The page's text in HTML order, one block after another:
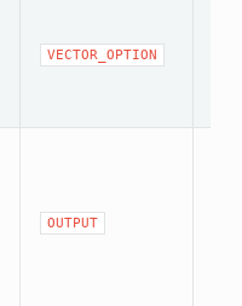
VECTOR_OPTION
OUTPUT